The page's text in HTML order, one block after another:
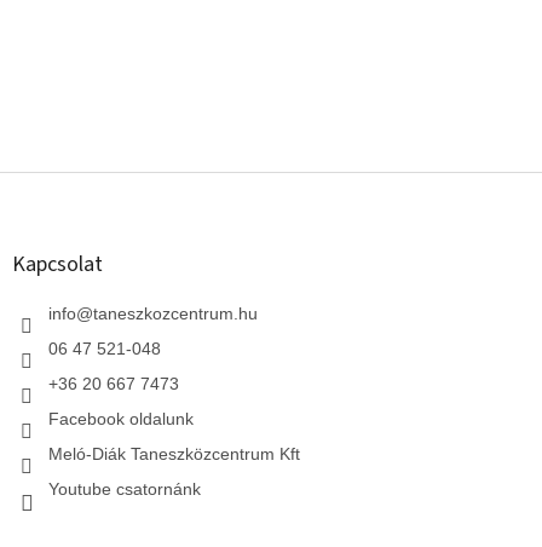
L
Kapcsolat
info@taneszkozcentrum.hu
06 47 521-048
+36 20 667 7473
Facebook oldalunk
Meló-Diák Taneszközcentrum Kft
Youtube csatornánk